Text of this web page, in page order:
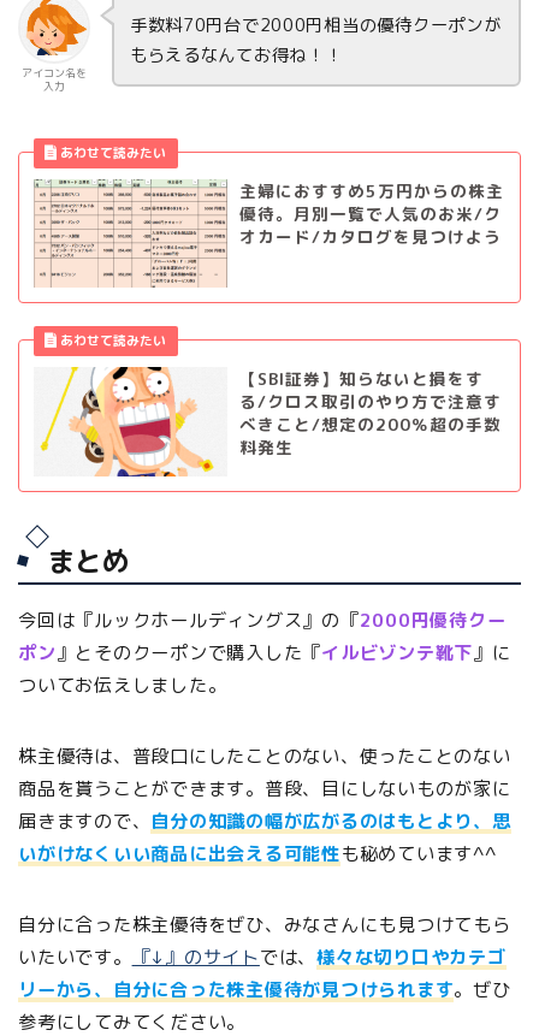
アイコン名を
入力
手数料70円台で2000円相当の優待クーポンが
もらえるなんてお得ね！！
主婦におすすめ5万円からの株主
優待。月別一覧で人気のお米/ク
オカード/カタログを見つけよう
【SBI証券】知らないと損をす
る/クロス取引のやり方で注意す
べきこと/想定の200％超の手数
料発生
まとめ
今回は『ルックホールディングス』の『2000円優待クー
ポン』とそのクーポンで購入した『イルビゾンテ靴下』に
ついてお伝えしました。
株主優待は、普段口にしたことのない、使ったことのない
商品を貰うことができます。普段、目にしないものが家に
届きますので、 自分の知識の幅が広がるのはもとより、思
いがけなくいい商品に出会える可能性も秘めています^^
自分に合った株主優待をぜひ、みなさんにも見つけてもら
いたいです。
『↓』のサイトでは、様々な切り口やカテゴ
リーから、自分に合った株主優待が見つけられます。ぜひ
参考にしてみてください。